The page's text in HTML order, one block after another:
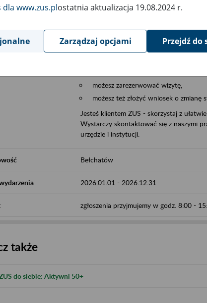
ZUS,
możesz złożyć wniosek o wydanie
masz dostęp do zwolnień lekarskich
Jeśli jesteś świadczeniobiorcą
masz dostęp m.in. do formularza
do formularza PIT 40A, czyli
możesz zarezerwować wizytę,
możesz też złożyć wniosek o zmianę
Jesteś klientem ZUS - skorzystaj z
Wystarczy skontaktować się z naszymi
urzędzie i instytucji.
Bełchatów
2026.01.01 - 2026.12.31
zgłoszenia przyjmujemy w godz. 8:00 -
także
do siebie: Aktywni 50+
www.zus.plostatnia aktualizacja 19.08.2024 r.
Zarządzaj opcjami Przejdź do